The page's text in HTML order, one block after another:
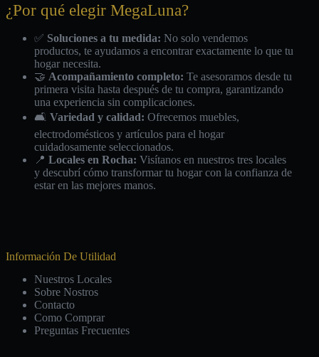
¿Por qué elegir MegaLuna?
✅ Soluciones a tu medida: No solo vendemos
productos, te ayudamos a encontrar exactamente lo que tu
hogar necesita.
🤝 Acompañamiento completo: Te asesoramos desde tu
primera visita hasta después de tu compra, garantizando
una experiencia sin complicaciones.
🛋️ Variedad y calidad: Ofrecemos muebles,
electrodomésticos y artículos para el hogar
cuidadosamente seleccionados.
📍 Locales en Rocha: Visítanos en nuestros tres locales
y descubrí cómo transformar tu hogar con la confianza de
estar en las mejores manos.
Información De Utilidad
Nuestros Locales
Sobre Nostros
Contacto
Como Comprar
Preguntas Frecuentes